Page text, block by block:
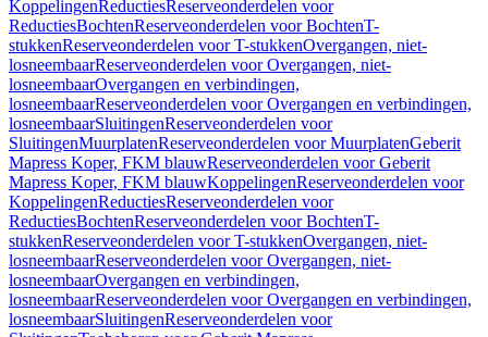
KoppelingenReductiesReserveonderdelen voor
ReductiesBochtenReserveonderdelen voor BochtenT-
stukkenReserveonderdelen voor T-stukkenOvergangen, niet-
losneembaarReserveonderdelen voor Overgangen, niet-
losneembaarOvergangen en verbindingen,
losneembaarReserveonderdelen voor Overgangen en verbindingen,
losneembaarSluitingenReserveonderdelen voor
SluitingenMuurplatenReserveonderdelen voor MuurplatenGeberit
Mapress Koper, FKM blauwReserveonderdelen voor Geberit
Mapress Koper, FKM blauwKoppelingenReserveonderdelen voor
KoppelingenReductiesReserveonderdelen voor
ReductiesBochtenReserveonderdelen voor BochtenT-
stukkenReserveonderdelen voor T-stukkenOvergangen, niet-
losneembaarReserveonderdelen voor Overgangen, niet-
losneembaarOvergangen en verbindingen,
losneembaarReserveonderdelen voor Overgangen en verbindingen,
losneembaarSluitingenReserveonderdelen voor